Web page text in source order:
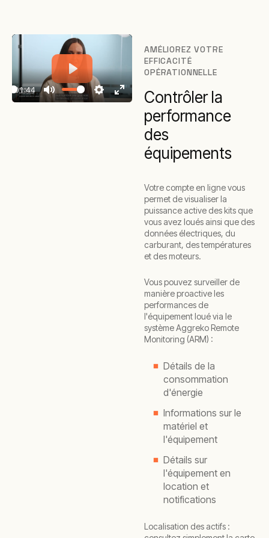
01:44
Mute Settings
Enter
fullscreen
Play
AMÉLIOREZ VOTRE
EFFICACITÉ
OPÉRATIONNELLE
Contrôler la
performance
des
équipements
Votre compte en ligne vous
permet de visualiser la
puissance active des kits que
vous avez loués ainsi que des
données électriques, du
carburant, des températures
et des moteurs.
Vous pouvez surveiller de
manière proactive les
performances de
l'équipement loué via le
système Aggreko Remote
Monitoring (ARM) :
Détails de la
consommation
d'énergie
Informations sur le
matériel et
l'équipement
Détails sur
l'équipement en
location et
notifications
Localisation des actifs :